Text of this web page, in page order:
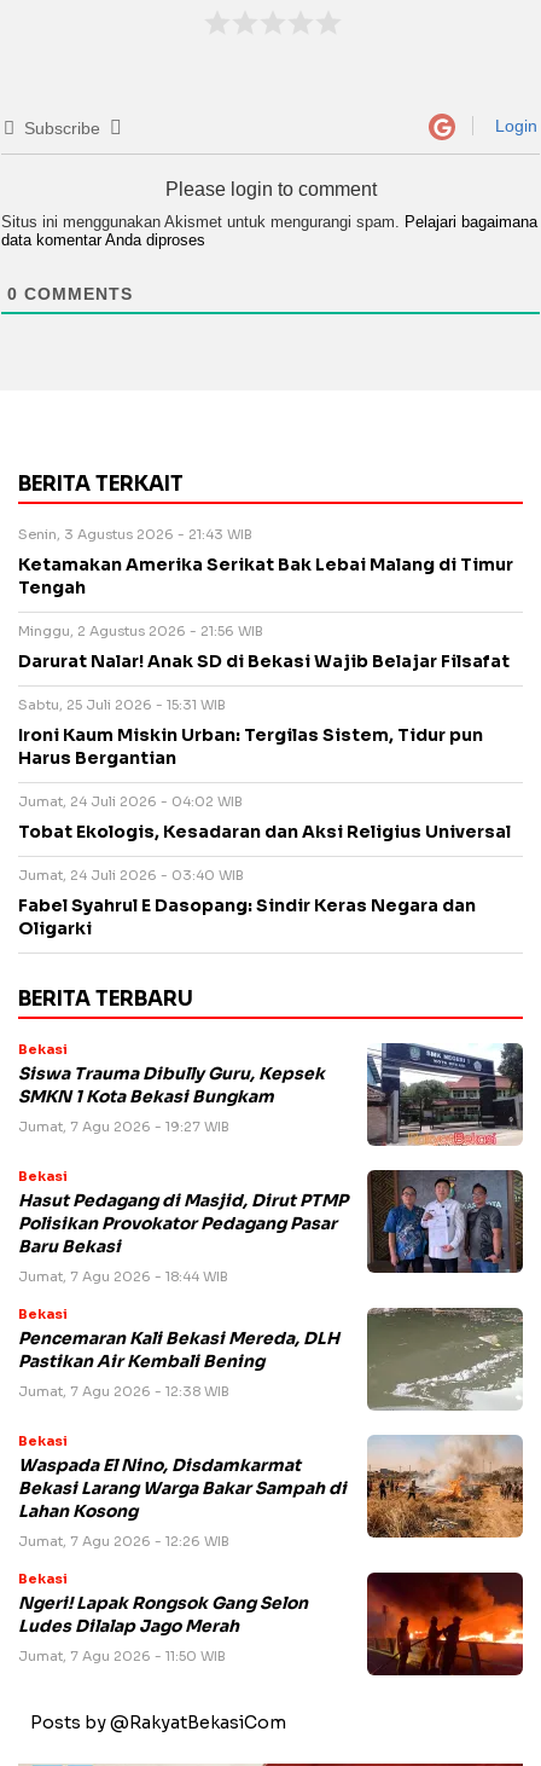
Subscribe Login
Please login to comment
Situs ini menggunakan Akismet untuk mengurangi spam. Pelajari bagaimana
data komentar Anda diproses
0 COMMENTS
BERITA TERKAIT
Senin, 3 Agustus 2026 - 21:43 WIB
Ketamakan Amerika Serikat Bak Lebai Malang di Timur
Tengah
Minggu, 2 Agustus 2026 - 21:56 WIB
Darurat Nalar! Anak SD di Bekasi Wajib Belajar Filsafat
Sabtu, 25 Juli 2026 - 15:31 WIB
Ironi Kaum Miskin Urban: Tergilas Sistem, Tidur pun
Harus Bergantian
Jumat, 24 Juli 2026 - 04:02 WIB
Tobat Ekologis, Kesadaran dan Aksi Religius Universal
Jumat, 24 Juli 2026 - 03:40 WIB
Fabel Syahrul E Dasopang: Sindir Keras Negara dan
Oligarki
BERITA TERBARU
Bekasi
Siswa Trauma Dibully Guru, Kepsek
SMKN 1 Kota Bekasi Bungkam
Jumat, 7 Agu 2026 - 19:27 WIB
Bekasi
Hasut Pedagang di Masjid, Dirut PTMP
Polisikan Provokator Pedagang Pasar
Baru Bekasi
Jumat, 7 Agu 2026 - 18:44 WIB
Bekasi
Pencemaran Kali Bekasi Mereda, DLH
Pastikan Air Kembali Bening
Jumat, 7 Agu 2026 - 12:38 WIB
Bekasi
Waspada El Nino, Disdamkarmat
Bekasi Larang Warga Bakar Sampah di
Lahan Kosong
Jumat, 7 Agu 2026 - 12:26 WIB
Bekasi
Ngeri! Lapak Rongsok Gang Selon
Ludes Dilalap Jago Merah
Jumat, 7 Agu 2026 - 11:50 WIB
Posts by @RakyatBekasiCom